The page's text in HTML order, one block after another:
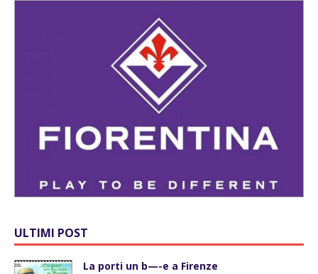
ULTIMI POST
La porti un b—-e a Firenze